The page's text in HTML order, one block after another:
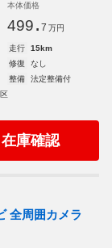
本体価格
499. 7 万円
走行
15km
修復
なし
整備
法定整備付
庫確認
全周囲カメラ